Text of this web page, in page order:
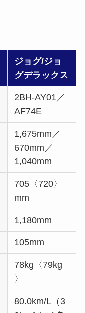
ジョグ/ジョ
グデラックス
2BH-AY01／
AF74E
1,675mm／
670mm／
1,040mm
705〈720〉
mm
1,180mm
105mm
78kg〈79kg
〉
80.0km/L（3